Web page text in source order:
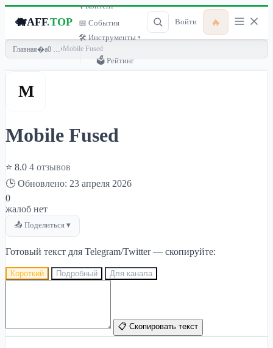
🐗AFF.TOP
🎙 Контент ▾
📅 События
🛠 Инструменты ▾
🗳 Рейтинг
Войти 🔥
Главная › Mobile Fused
M
Mobile Fused
⭐ 8.0 4 отзывов
🕒 Обновлено: 23 апреля 2026
0
жалоб нет
📤 Поделиться ▾
Готовый текст для Telegram/Twitter — скопируйте:
Короткий Подробный Для канала
📋 Скопировать текст